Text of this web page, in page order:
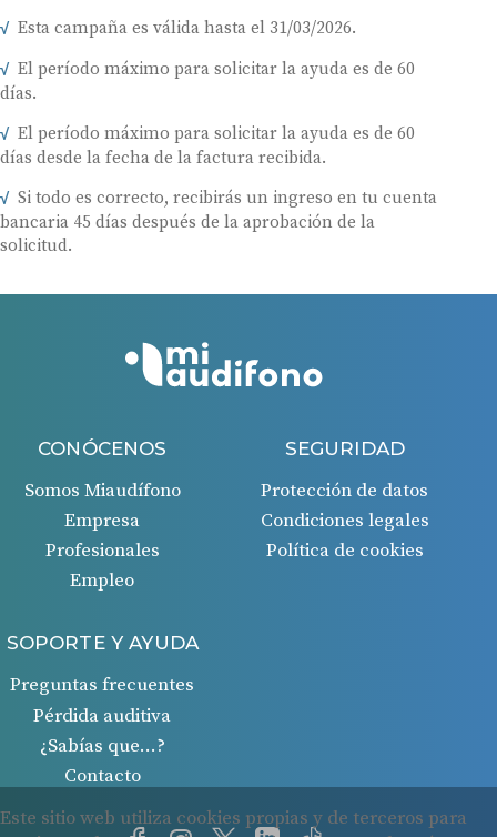
Esta campaña es válida hasta el 31/03/2026.
El período máximo para solicitar la ayuda es de 60
días.
El período máximo para solicitar la ayuda es de 60
días desde la fecha de la factura recibida.
Si todo es correcto, recibirás un ingreso en tu cuenta
bancaria 45 días después de la aprobación de la
solicitud.
CONÓCENOS
Somos Miaudífono
Empresa
Profesionales
Empleo
SEGURIDAD
Protección de datos
Condiciones legales
Política de cookies
SOPORTE Y AYUDA
Preguntas frecuentes
Pérdida auditiva
¿Sabías que…?
Contacto